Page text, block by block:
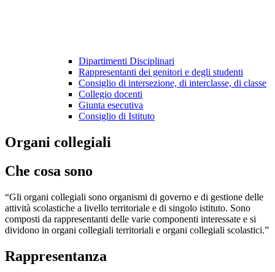
Dipartimenti Disciplinari
Rappresentanti dei genitori e degli studenti
Consiglio di intersezione, di interclasse, di classe
Collegio docenti
Giunta esecutiva
Consiglio di Istituto
Organi collegiali
Che cosa sono
“Gli organi collegiali sono organismi di governo e di gestione delle
attività scolastiche a livello territoriale e di singolo istituto. Sono
composti da rappresentanti delle varie componenti interessate e si
dividono in organi collegiali territoriali e organi collegiali scolastici.”
Rappresentanza